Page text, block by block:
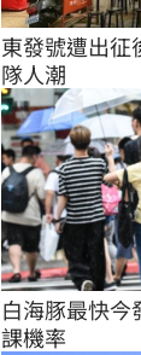
東發號遭出征
隊人潮
白海豚最快今
課機率